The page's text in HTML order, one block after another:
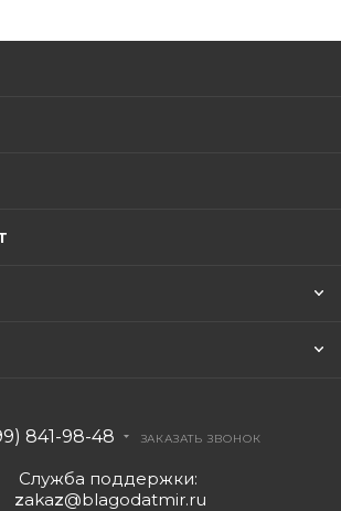
841-98-48 ЗАКАЗАТЬ ЗВОНОК
Служба поддержки:
zakaz@blagodatmir.ru